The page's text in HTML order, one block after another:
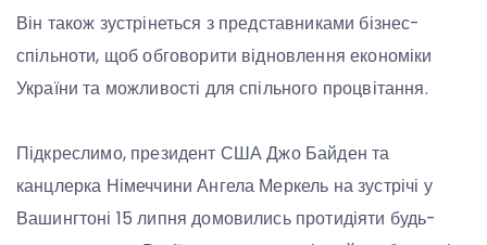
Він також зустрінеться з представниками бізнес-
спільноти, щоб обговорити відновлення економіки
України та можливості для спільного процвітання.
Підкреслимо, президент США Джо Байден та
канцлерка Німеччини Ангела Меркель на зустрічі у
Вашингтоні 15 липня домовились протидіяти будь-